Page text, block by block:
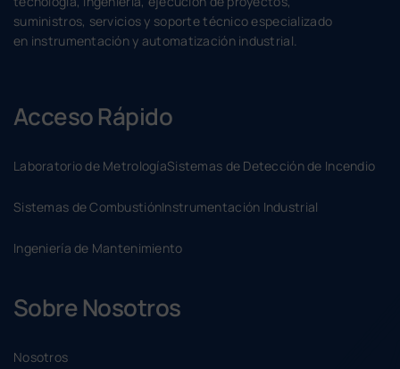
suministros, servicios y soporte técnico especializado
en instrumentación y automatización industrial.
Acceso Rápido
Laboratorio de MetrologíaSistemas de Detección de Incendio
Sistemas de CombustiónInstrumentación Industrial
Ingeniería de Mantenimiento
Sobre Nosotros
Nosotros